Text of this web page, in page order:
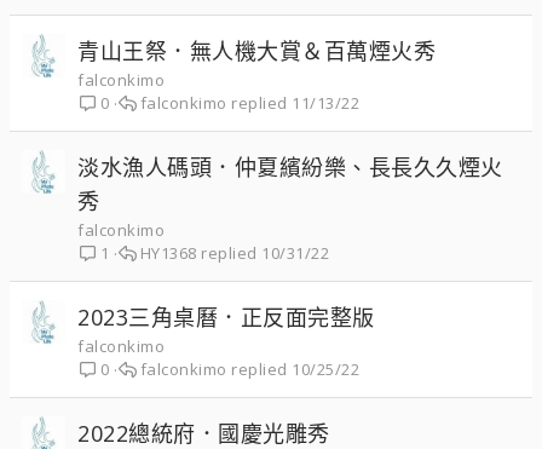
青山王祭．無人機大賞＆百萬煙火秀
falconkimo
0
11/13/22
falconkimo
淡水漁人碼頭．仲夏繽紛樂、長長久久煙火
秀
falconkimo
1
10/31/22
HY1368
2023三角桌曆．正反面完整版
falconkimo
0
10/25/22
falconkimo
2022總統府．國慶光雕秀